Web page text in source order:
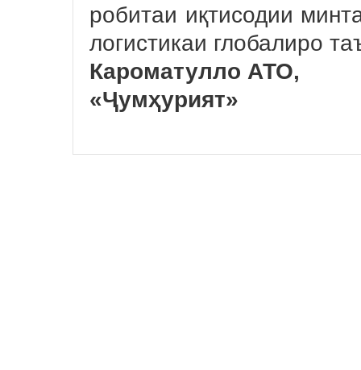
робитаи иқтисодии
логистикаи глобалиро
Кароматулло АТО,
«Ҷумҳурият»